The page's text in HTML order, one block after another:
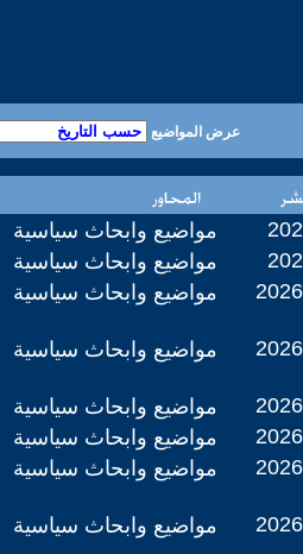
عرض المواضيع
مواضيع وابحاث سياسية
مواضيع وابحاث سياسية
مواضيع وابحاث سياسية
مواضيع وابحاث سياسية
مواضيع وابحاث سياسية
مواضيع وابحاث سياسية
مواضيع وابحاث سياسية
مواضيع وابحاث سياسية